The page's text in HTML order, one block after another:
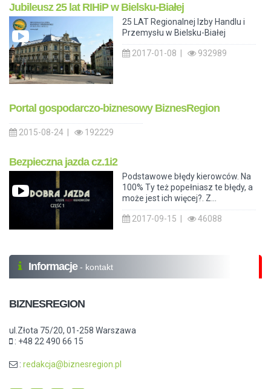
Jubileusz 25 lat RIHiP w Bielsku-Białej
25 LAT Regionalnej Izby Handlu i
Przemysłu w Bielsku-Białej
2017-01-08 | 932989
Portal gospodarczo-biznesowy BiznesRegion
2015-08-24 | 192229
Bezpieczna jazda cz.1i2
Podstawowe błędy kierowców. Na
100% Ty też popełniasz te błędy, a
może jest ich więcej?. Z...
2017-09-15 | 46088
Informacje - kontakt
BIZNESREGION
ul.Złota 75/20, 01-258 Warszawa
: +48 22 490 66 15
: redakcja@biznesregion.pl